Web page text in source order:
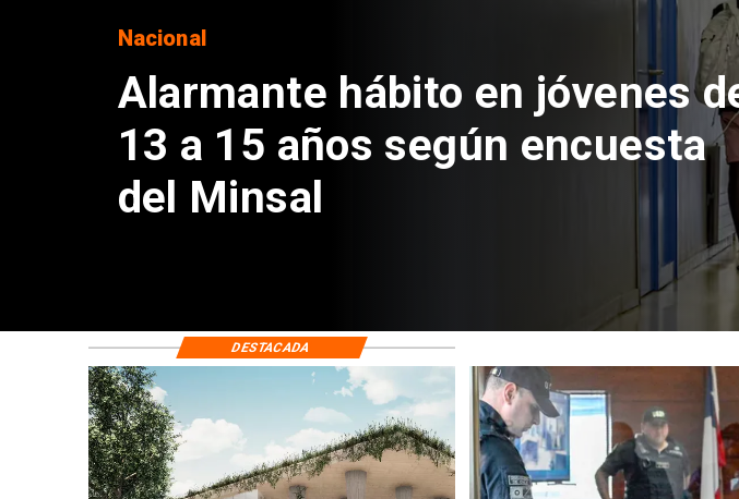
Regiones
Aprueban creación del Parque
Sebastián Piñera con inversión
de $4 mil millones
DESTACADA